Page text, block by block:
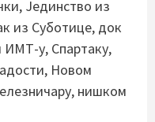
Јединство из
из Суботице, док
ИМТ-у, Спартаку,
Новом
нишком